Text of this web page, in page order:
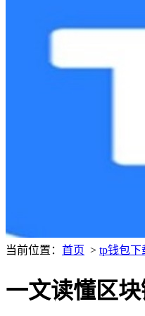
当前位置： 首页 > tp钱包下
一文读懂区